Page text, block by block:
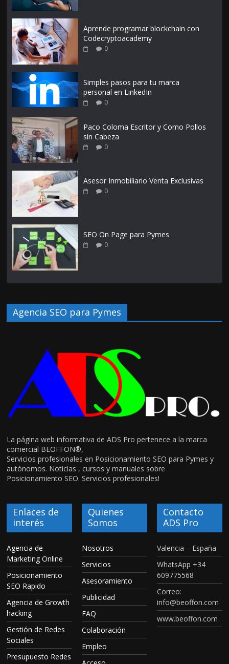
Aprende programar blockchain con
Codecryptoacademy
0
Simples pasos para tu marca
personal en LinkedIn
0
Paco Coloma Escritor y Como Pollos
sin Cabeza
0
Asesor Inmobiliario Venta Exclusivas
0
SEO On Page para Pymes
0
Agencia SEO para Pymes
La página web informativa de ADS Pro pertenece a la marca
comercial BEOFFON®,
Servicios profesionales en Posicionamiento SEO para Pymes y
autónomos. Noticias , cursos y manuales sobre
Posicionamiento SEO. Servicios profesionales!
Enlaces de
interés
Agencia de
Marketing Online
Posicionamiento
SEO Rapido
Agencia de Growth
hacking
Gestión de Redes
Sociales
Presupuesto Redes
Quienes
Somos
Nosotros
Servicios
Asesoramiento
Publicidad
FAQ
Colaboración
Empleo
Contacto
ADS Pro
Valencia – España
WhatsApp +34
609775568
Correo:
info@beoffon.com
www.beoffon.com